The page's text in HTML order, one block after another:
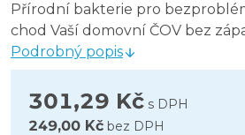
Přírodní bakterie pro
chod Vaší domovní ČOV bez
Podrobný popis
301,29 Kč s DPH
249,00 Kč bez DPH